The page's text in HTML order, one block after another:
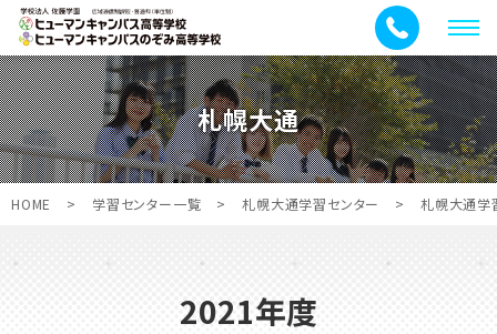
メ
ニ
ュ
ー
札幌大通
HOME > 学習センター一覧 > 札幌大通学習センター > 札幌大通学
2021年度